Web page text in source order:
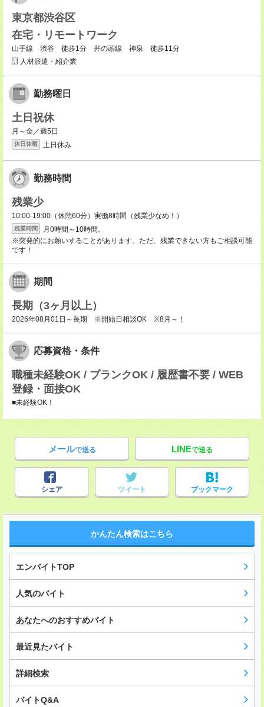
東京都渋谷区
在宅・リモートワーク
山手線 渋谷 徒歩1分 井の頭線 神泉 徒歩11分
人材派遣・紹介業
勤務曜日
土日祝休
月～金／週5日
休日休暇 土日休み
勤務時間
残業少
10:00-19:00（休憩60分）実働8時間（残業少なめ！）
残業時間
月0時間～10時間。
※突発的にお願いすることがあります。ただ、残業できない方もご相談可能
です！
期間
長期（3ヶ月以上）
2026年08月01日～長期 ※開始日相談OK ※8月～！
応募資格・条件
職種未経験OK / ブランクOK / 履歴書不要 / WEB
登録・面接OK
■未経験OK！
メールで送る LINEで送る
シェア ツイート ブックマーク
かんたん検索はこちら
エンバイトTOP
人気のバイト
あなたへのおすすめバイト
最近見たバイト
詳細検索
バイトQ&A